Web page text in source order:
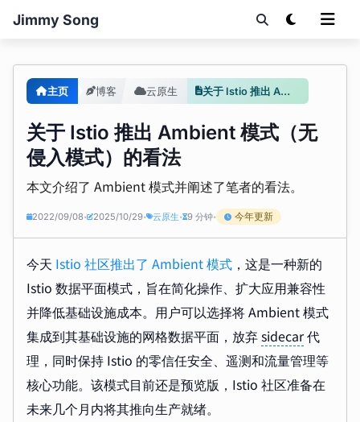
Jimmy Song
主页 博客 云原生 关于 Istio 推出 Ambient 模式（无侵入模式）的看法
关于 Istio 推出 Ambient 模式（无
侵入模式）的看法
本文介绍了 Ambient 模式并阐述了笔者的看法。
2022/09/08 • 2025/10/29• 云原生 • 9 分钟• 今年更新
今天 Istio 社区推出了 Ambient 模式 ，这是一种新的
Istio 数据平面模式，旨在简化操作、扩大应用兼容性
并降低基础设施成本。用户可以选择将 Ambient 模式
集成到其基础设施的网格数据平面，放弃sidecar代
理，同时保持 Istio 的零信任安全、遥测和流量管理等
核心功能。该模式目前还是预览版，Istio 社区准备在
未来几个月内将其推向生产就绪。